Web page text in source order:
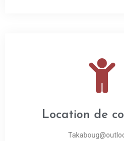
Location de